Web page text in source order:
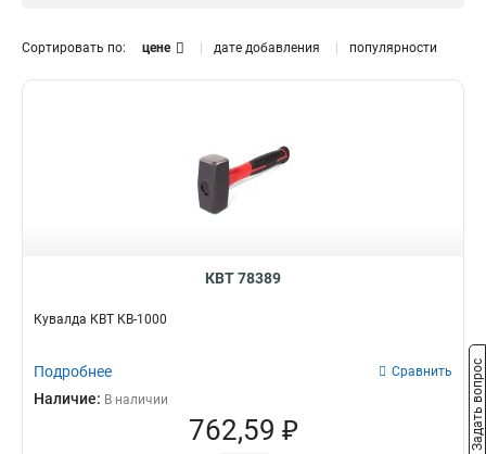
Сортировать по: цене дате добавления популярности
КВТ 78389
Кувалда КВТ КВ-1000
Подробнее Сравнить
Наличие: В наличии
762,59 ₽ Задать вопрос